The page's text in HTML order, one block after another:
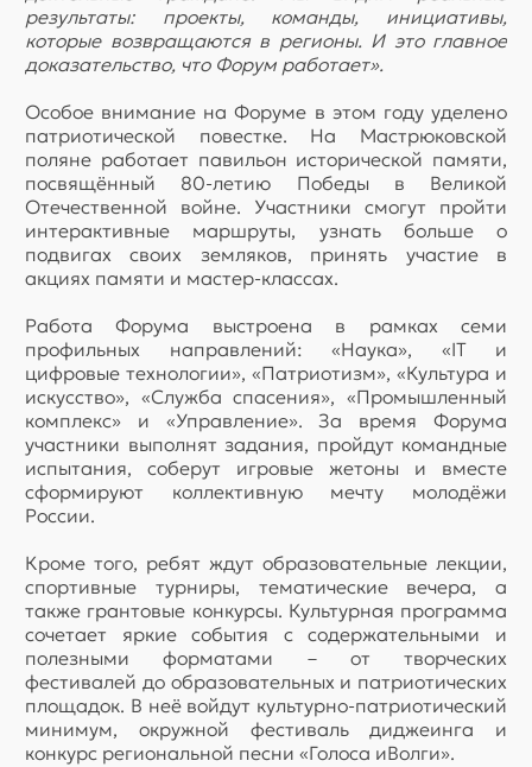
результаты: проекты, команды, инициативы,
которые возвращаются в регионы. И это главное
доказательство, что Форум работает».
Особое внимание на Форуме в этом году уделено
патриотической повестке. На Мастрюковской
поляне работает павильон исторической памяти,
посвящённый 80-летию Победы в Великой
Отечественной войне. Участники смогут пройти
интерактивные маршруты, узнать больше о
подвигах своих земляков, принять участие в
акциях памяти и мастер-классах.
Работа Форума выстроена в рамках семи
профильных направлений: «Наука», «IT и
цифровые технологии», «Патриотизм», «Культура и
искусство», «Служба спасения», «Промышленный
комплекс» и «Управление». За время Форума
участники выполнят задания, пройдут командные
испытания, соберут игровые жетоны и вместе
сформируют коллективную мечту молодёжи
России.
Кроме того, ребят ждут образовательные лекции,
спортивные турниры, тематические вечера, а
также грантовые конкурсы. Культурная программа
сочетает яркие события с содержательными и
полезными форматами – от творческих
фестивалей до образовательных и патриотических
площадок. В неё войдут культурно-патриотический
минимум, окружной фестиваль диджеинга и
конкурс региональной песни «Голоса иВолги».